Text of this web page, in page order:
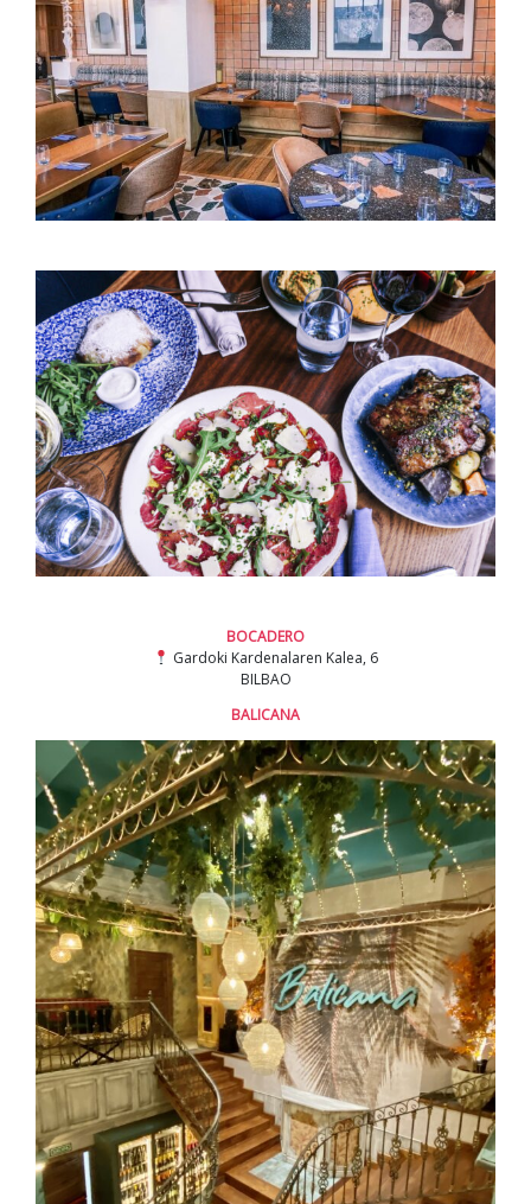
BOCADERO
Gardoki Kardenalaren Kalea, 6
BILBAO
BALICANA